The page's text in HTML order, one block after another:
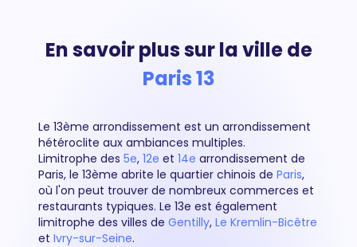
En savoir plus sur la ville de
Paris 13
Le 13ème arrondissement est un arrondissement
hétéroclite aux ambiances multiples.
Limitrophe des 5e, 12e et 14e arrondissement de
Paris, le 13ème abrite le quartier chinois de Paris,
où l'on peut trouver de nombreux commerces et
restaurants typiques. Le 13e est également
limitrophe des villes de Gentilly, Le Kremlin-Bicêtre
et Ivry-sur-Seine.